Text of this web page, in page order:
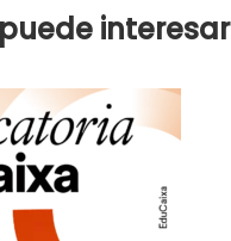
interesar